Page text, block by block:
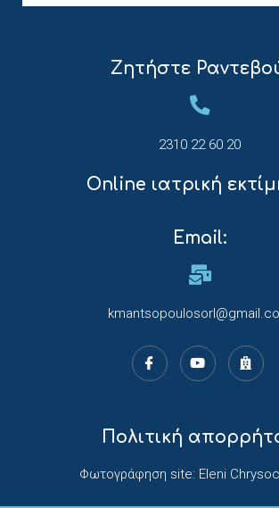
Ζητήστε
2310 22 60 20
Online ιατρική
Email:
Πολιτική
Φωτογράφηση site: Eleni